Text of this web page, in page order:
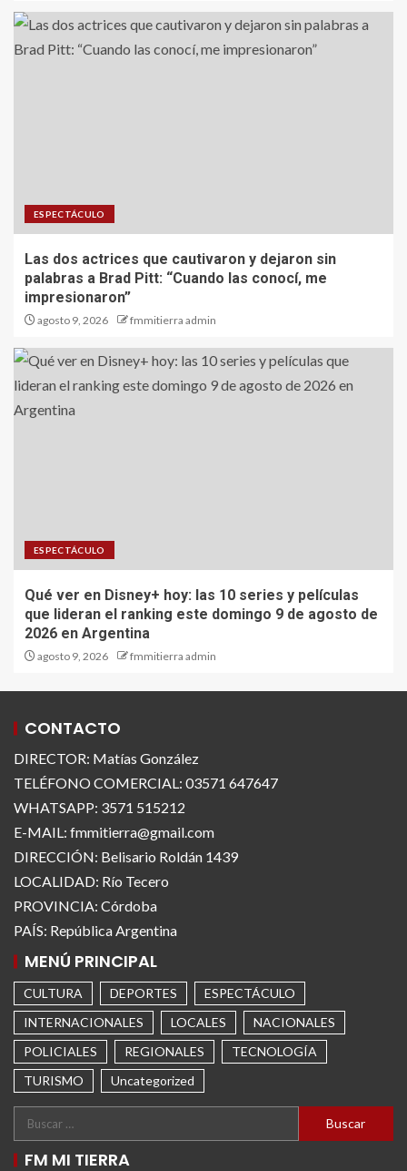
ESPECTÁCULO
Las dos actrices que cautivaron y dejaron sin
palabras a Brad Pitt: “Cuando las conocí, me
impresionaron”
agosto 9, 2026 fmmitierra admin
ESPECTÁCULO
Qué ver en Disney+ hoy: las 10 series y películas
que lideran el ranking este domingo 9 de agosto de
2026 en Argentina
agosto 9, 2026 fmmitierra admin
CONTACTO
DIRECTOR: Matías González
TELÉFONO COMERCIAL: 03571 647647
WHATSAPP: 3571 515212
E-MAIL: fmmitierra@gmail.com
DIRECCIÓN: Belisario Roldán 1439
LOCALIDAD: Río Tecero
PROVINCIA: Córdoba
PAÍS: República Argentina
MENÚ PRINCIPAL
CULTURA DEPORTES
ESPECTÁCULO
INTERNACIONALES
LOCALES
NACIONALES
POLICIALES
REGIONALES
TECNOLOGÍA
TURISMO
Uncategorized
FM MI TIERRA